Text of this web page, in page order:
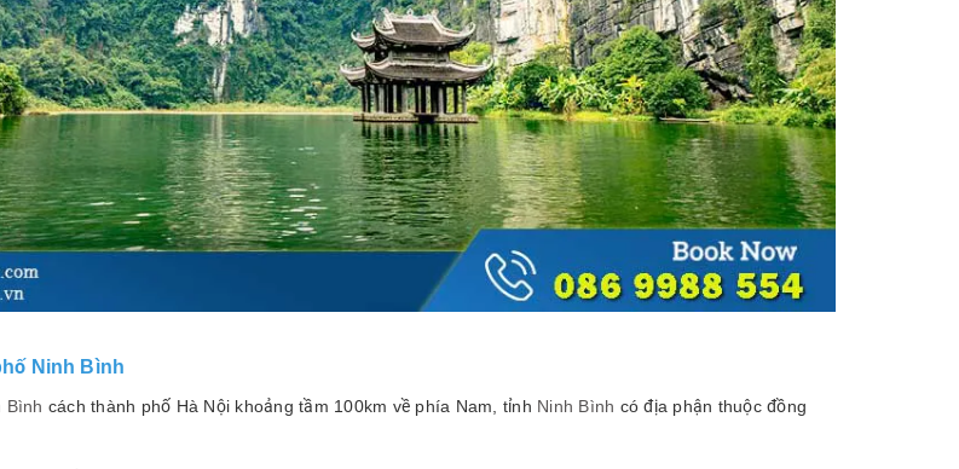
Ninh Bình
Bình cách thành phố Hà Nội khoảng tầm 100km về phía Nam, tỉnh Ninh Bình có địa phận thuộc đồng